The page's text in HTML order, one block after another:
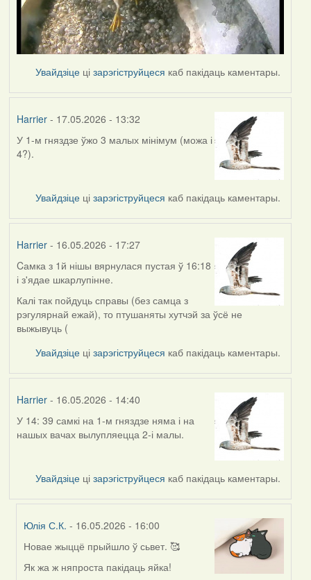
Увайдзіце цізарэгіструйцеся каб пакідаць каментары.
Harrier- 17.05.2026 - 13:32
У 1-м гняздзе ўжо 3 малых мінімум (можа і
4?).
Увайдзіце цізарэгіструйцеся каб пакідаць каментары.
Harrier- 16.05.2026 - 17:27
Cамка з 1й нішы вярнулася пустая ў 16:18
і з'ядае шкарлупінне.
Калі так пойдуць справы (без самца з
рэгулярнай ежай), то птушаняты хутчэй за ўсё не
выжывуць (
Увайдзіце цізарэгіструйцеся каб пакідаць каментары.
Harrier- 16.05.2026 - 14:40
У 14: 39 самкі на 1-м гняздзе няма і на
нашых вачах вылупляецца 2-і малы.
Увайдзіце цізарэгіструйцеся каб пакідаць каментары.
Юлія С.К. - 16.05.2026 - 16:00
In
reply
Новае жыццё прыйшло ў сьвет. 🥰
Як жа ж няпроста пакідаць яйка!